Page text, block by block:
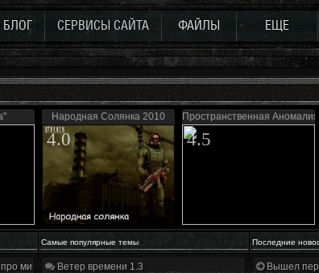
БЛОГ СЕРВИСЫ САЙТА ФАЙЛЫ ЕЩЕ
Народная Солянка 2010
4.0
Пространственная
4.5
Самые популярные темы Последние
мир, геймплей и сюжет | Разбор трейлера
Ветер времени 1.3
Вышел